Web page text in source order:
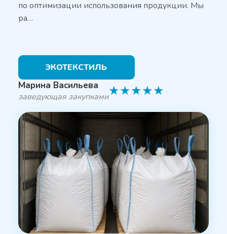
по оптимизации использования продукции. Мы
ра…
ЭКОТЕКСТИЛЬ
Марина Васильева
заведующая закупками★★★★★